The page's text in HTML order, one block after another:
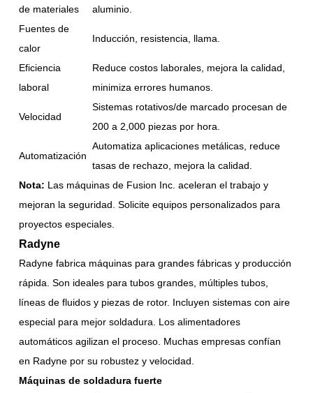
de materiales
aluminio.
Fuentes de
calor
Inducción, resistencia, llama.
Eficiencia
laboral
Reduce costos laborales, mejora la calidad,
minimiza errores humanos.
Velocidad
Sistemas rotativos/de marcado procesan de
200 a 2,000 piezas por hora.
Automatización
Automatiza aplicaciones metálicas, reduce
tasas de rechazo, mejora la calidad.
Nota: Las máquinas de Fusion Inc. aceleran el trabajo y
mejoran la seguridad. Solicite equipos personalizados para
proyectos especiales.
Radyne
Radyne fabrica máquinas para grandes fábricas y producción
rápida. Son ideales para tubos grandes, múltiples tubos,
líneas de fluidos y piezas de rotor. Incluyen sistemas con aire
especial para mejor soldadura. Los alimentadores
automáticos agilizan el proceso. Muchas empresas confían
en Radyne por su robustez y velocidad.
Máquinas de soldadura fuerte